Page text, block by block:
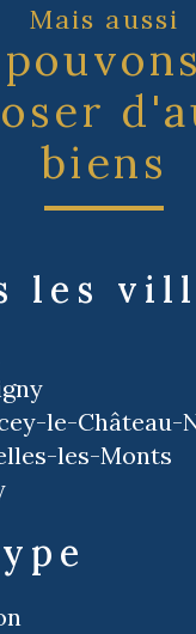
Mais aussi
biens
les
le-Château-
les-Monts